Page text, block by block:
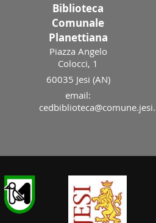
Biblioteca
Comunale
Planettiana
Piazza Angelo
Colocci, 1
60035 Jesi (AN)
email: